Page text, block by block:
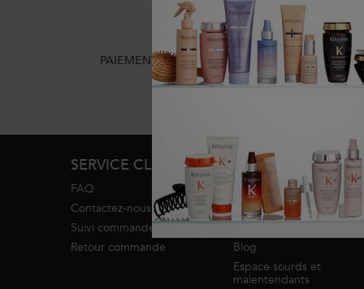
PAIEMENT EN 4x SANS FRAIS
2
SERVICE CLIENT
FAQ
Contactez-nous
Suivi commande
Retour commande
SERVICES
Programme de fidélité
Diagnostic
Trouver un salon
Blog
Espace sourds et
malentendants